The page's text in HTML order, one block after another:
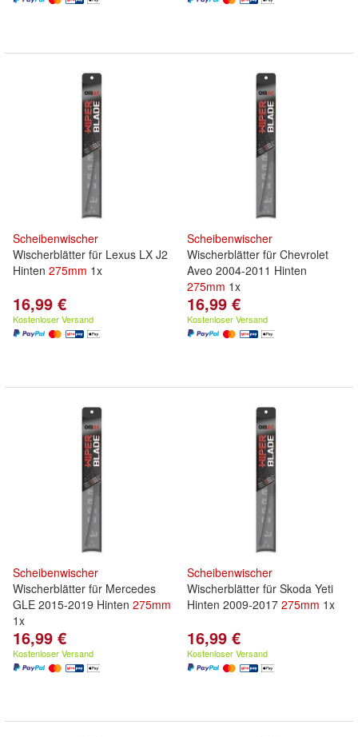
Scheibenwischer
Wischerblätter für Lexus LX J2
Hinten 275mm 1x
16,99 €
Kostenloser Versand
Scheibenwischer
Wischerblätter für Chevrolet
Aveo 2004-2011 Hinten
275mm 1x
16,99 €
Kostenloser Versand
Scheibenwischer
Wischerblätter für Mercedes
GLE 2015-2019 Hinten 275mm
1x
16,99 €
Kostenloser Versand
Scheibenwischer
Wischerblätter für Skoda Yeti
Hinten 2009-2017 275mm 1x
16,99 €
Kostenloser Versand